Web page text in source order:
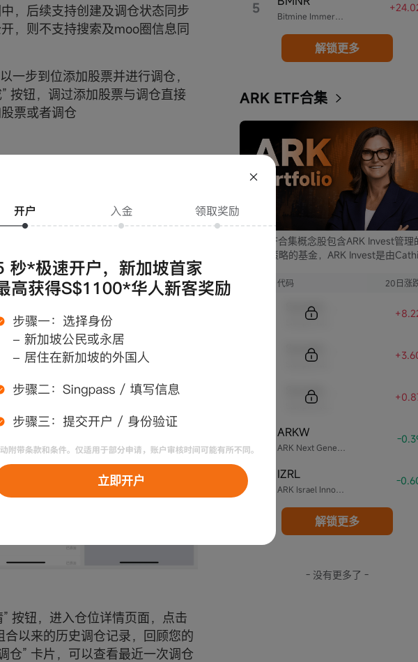
立即开户
，后续支持创建及调仓状态同步
，则不支持搜索及moo圈信息同
一步到位添加股票并进行调仓，
钮，调过添加股票与调仓直接
票或者调仓
他持仓的可输入比例，如超过可
按钮，进入仓位详情页面，点击
以来的历史调仓记录，回顾您的
仓” 卡片，可以查看最近一次调仓
5
解锁更多
ARK ETF合集
ARK ETF合集概念股包含ARK Invest管理
支不同策略的基金，ARK Invest是由
代码 20日涨
ARKW -
IZRL -
解锁更多
- 没有更多了 -